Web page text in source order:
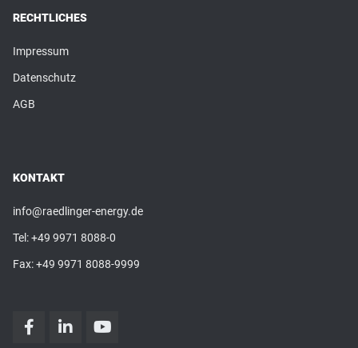
RECHTLICHES
Impressum
Datenschutz
AGB
KONTAKT
info@raedlinger-energy.de
Tel:+49 9971 8088-0
Fax: +49 9971 8088-9999